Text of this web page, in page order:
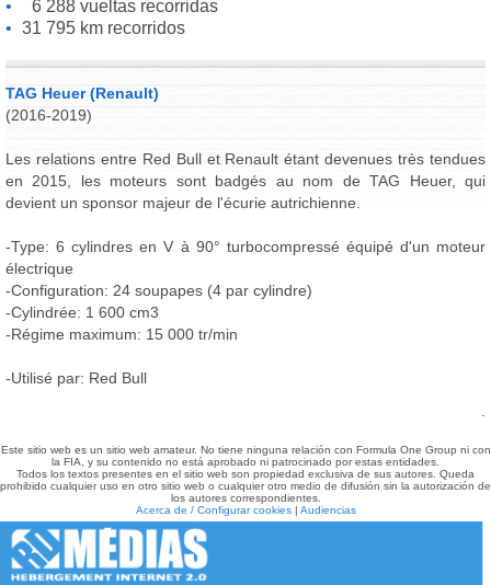
6 288 vueltas recorridas
31 795 km recorridos
TAG Heuer (Renault)
(2016-2019)
Les relations entre Red Bull et Renault étant devenues très tendues
en 2015, les moteurs sont badgés au nom de TAG Heuer, qui
devient un sponsor majeur de l'écurie autrichienne.
-Type: 6 cylindres en V à 90° turbocompressé équipé d'un moteur
électrique
-Configuration: 24 soupapes (4 par cylindre)
-Cylindrée: 1 600 cm3
-Régime maximum: 15 000 tr/min
-Utilisé par: Red Bull
Este sitio web es un sitio web amateur. No tiene ninguna relación con Formula One Group ni con
la FIA, y su contenido no está aprobado ni patrocinado por estas entidades.
Todos los textos presentes en el sitio web son propiedad exclusiva de sus autores. Queda
prohibido cualquier uso en otro sitio web o cualquier otro medio de difusión sin la autorización de
los autores correspondientes.
Acerca de / Configurar cookies| Audiencias